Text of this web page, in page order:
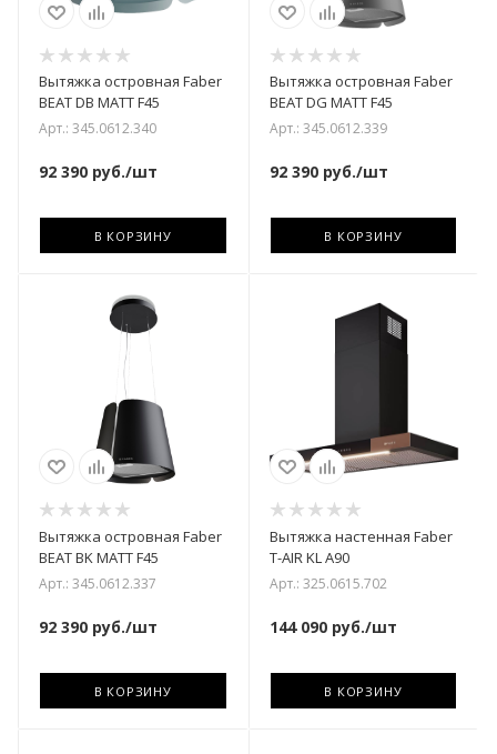
Вытяжка островная Faber
BEAT DB MATT F45
Арт.: 345.0612.340
92 390 руб./шт
В КОРЗИНУ
Вытяжка островная Faber
BEAT DG MATT F45
Арт.: 345.0612.339
92 390руб./шт
В КОРЗИНУ
Вытяжка островная Faber
BEAT BK MATT F45
Арт.: 345.0612.337
92 390 руб./шт
В КОРЗИНУ
Вытяжка настенная Faber
T-AIR KL A90
Арт.: 325.0615.702
144 090руб./шт
В КОРЗИНУ